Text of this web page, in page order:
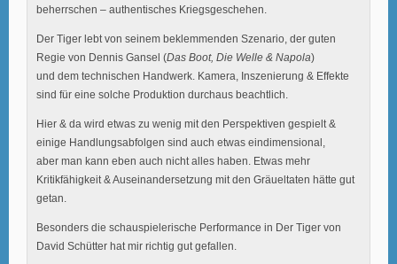
beherrschen – authentisches Kriegsgeschehen.
Der Tiger lebt von seinem beklemmenden Szenario, der guten
Regie von Dennis Gansel (Das Boot, Die Welle & Napola)
und dem technischen Handwerk. Kamera, Inszenierung & Effekte
sind für eine solche Produktion durchaus beachtlich.
Hier & da wird etwas zu wenig mit den Perspektiven gespielt &
einige Handlungsabfolgen sind auch etwas eindimensional,
aber man kann eben auch nicht alles haben. Etwas mehr
Kritikfähigkeit & Auseinandersetzung mit den Gräueltaten hätte gut
getan.
Besonders die schauspielerische Performance in Der Tiger von
David Schütter hat mir richtig gut gefallen.